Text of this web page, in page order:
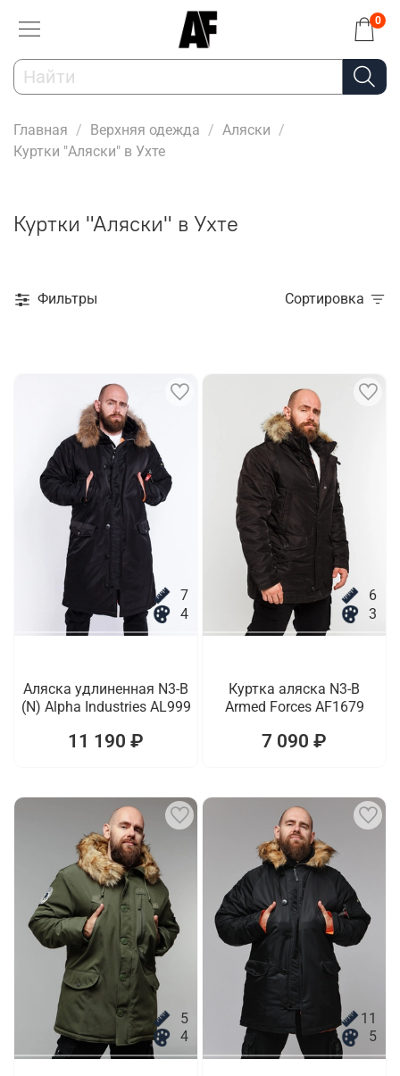
0
Главная Верхняя одежда
Аляски
Куртки "Аляски" в Ухте
Куртки "Аляски" в Ухте
Фильтры Сортировка
7
4
Аляска удлиненная N3-B
(N) Alpha Industries AL999
11 190 ₽
6
3
Куртка аляска N3-B
Armed Forces AF1679
7 090 ₽
5
4
11
5